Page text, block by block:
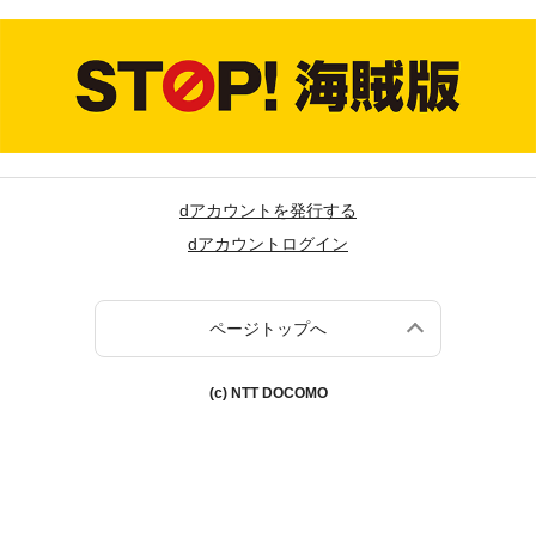
dアカウントを発行する
dアカウントログイン
ページトップへ
(c) NTT DOCOMO